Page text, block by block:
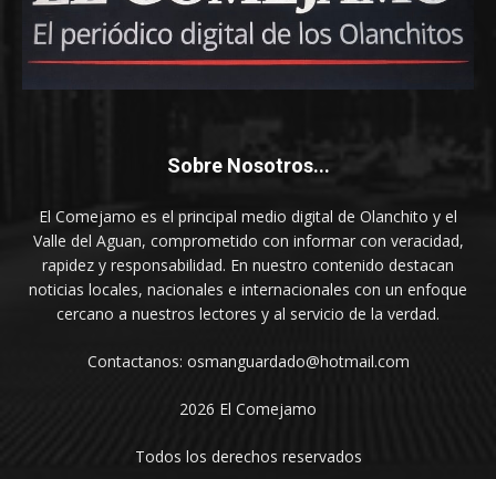
Sobre Nosotros...
El Comejamo es el principal medio digital de Olanchito y el
Valle del Aguan, comprometido con informar con veracidad,
rapidez y responsabilidad. En nuestro contenido destacan
noticias locales, nacionales e internacionales con un enfoque
cercano a nuestros lectores y al servicio de la verdad.
Contactanos: osmanguardado@hotmail.com
2026 El Comejamo
Todos los derechos reservados